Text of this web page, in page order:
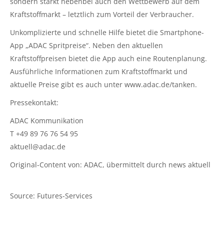
Kraftstoffmarkt – letztlich zum Vorteil der Verbraucher.
Unkomplizierte und schnelle Hilfe bietet die Smartphone-
App „ADAC Spritpreise“. Neben den aktuellen
Kraftstoffpreisen bietet die App auch eine Routenplanung.
Ausführliche Informationen zum Kraftstoffmarkt und
aktuelle Preise gibt es auch unter www.adac.de/tanken.
Pressekontakt:
ADAC Kommunikation
T +49 89 76 76 54 95
aktuell@adac.de
Original-Content von: ADAC, übermittelt durch news aktuell
Source: Futures-Services